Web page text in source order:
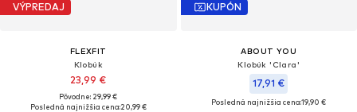
VÝPREDAJ
FLEXFIT
Klobúk
23,99 €
Pôvodne: 29,99 €
Posledná najnižšia cena:20,99 €
KUPÓN
ABOUT YOU
Klobúk 'Clara'
17,91 €
Posledná najnižšia cena:19,90 €